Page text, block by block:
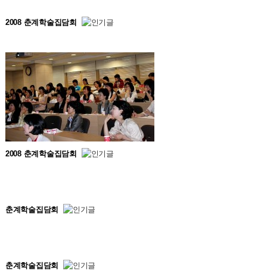
2008 춘계학술집담회
2008 춘계학술집담회
춘계학술집담회
춘계학술집담회